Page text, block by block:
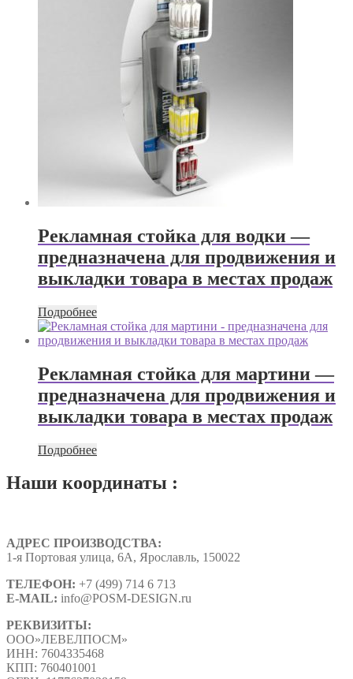
Рекламная стойка для водки —
предназначена для продвижения и
выкладки товара в местах продаж
Подробнее
Рекламная стойка для мартини —
предназначена для продвижения и
выкладки товара в местах продаж
Подробнее
Наши координаты :
АДРЕС ПРОИЗВОДСТВА:
1-я Портовая улица, 6А, Ярославль, 150022
ТЕЛЕФОН: +7 (499) 714 6 713
E-MAIL: info@POSM-DESIGN.ru
РЕКВИЗИТЫ:
ООО»ЛЕВЕЛПОСМ»
ИНН: 7604335468
КПП: 760401001